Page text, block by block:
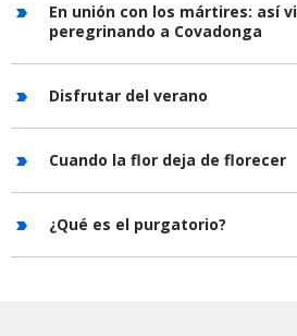
En unión con los mártires: así
peregrinando a Covadonga
Disfrutar del verano
Cuando la flor deja de florecer
¿Qué es el purgatorio?